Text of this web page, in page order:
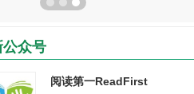
众号
阅读第一ReadFirst